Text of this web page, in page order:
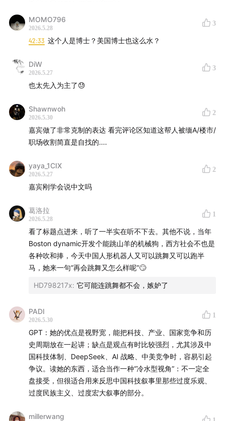
MOMO796
2026.5.28
3
42:33 这个人是博士？美国博士也这么水？
DiW
2026.5.27
3
也太先入为主了😓
Shawnwoh
2026.5.30
2
嘉宾做了非常克制的表达 看完评论区知道这帮人被缅A/楼市/
职场收割简直是自找的....
yaya_1CIX
2026.5.27
2
嘉宾刚学会说中文吗
葛洛拉
2026.5.28
1
看了标题点进来，听了一半实在听不下去。其他不说，当年
Boston dynamic开发个能跳山羊的机械狗，西方社会不也是
各种吹和捧，今天中国人形机器人又可以跳舞又可以跑半
马，她来一句“再会跳舞又怎么样呢”🙄
HD798217x: 它可能连跳舞都不会，嫉妒了
PADI
2026.5.30
1
GPT：她的优点是视野宽，能把科技、产业、国家竞争和历
史周期放在一起讲；缺点是观点有时比较强烈，尤其涉及中
国科技体制、DeepSeek、AI 战略、中美竞争时，容易引起
争议。读她的东西，适合当作一种“冷水型视角”：不一定全
盘接受，但很适合用来反思中国科技叙事里那些过度乐观、
过度民族主义、过度宏大叙事的部分。
millerwang